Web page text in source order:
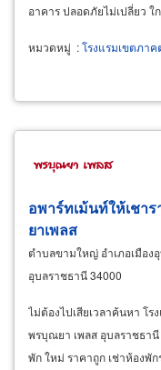
อาคาร ปลอดภัยไม่เปลี่ยว ใ
หมวดหมู่ :โรงแรมเขตภาค
อพาร์ทเม้นท์ให้เชา
ยาเพลส
ตำบลขามใหญ่ อำเภอเมือง
อุบลราชธานี 34000
ไม่ต้องไปเสียเวลาค้นหา โ
พรบุณยา เพลส อุบลราชธา
พัก ใหม่ ราคาถูก เช่าห้องพั